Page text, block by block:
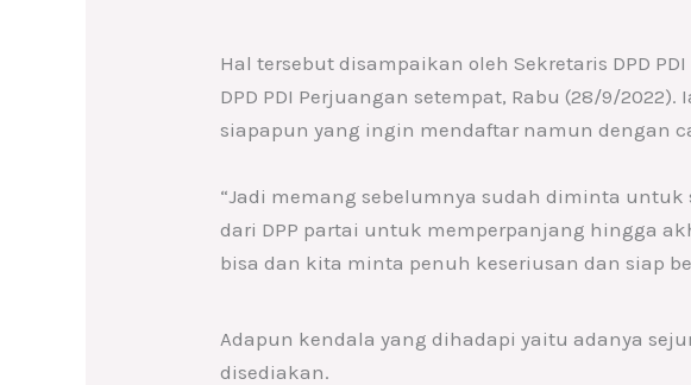
Hal tersebut disampaikan oleh Sekretaris DPD
DPD PDI Perjuangan setempat, Rabu (28/9/
siapapun yang ingin mendaftar namun dengan
“Jadi memang sebelumnya sudah diminta
dari DPP partai untuk memperpanjang hingga
bisa dan kita minta penuh keseriusan dan siap
Adapun kendala yang dihadapi yaitu adanya
disediakan.